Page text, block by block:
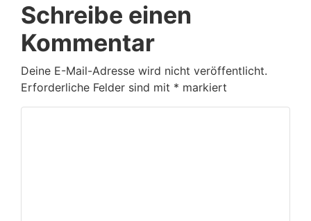
Schreibe einen
Kommentar
Deine E-Mail-Adresse wird nicht veröffentlicht.
Erforderliche Felder sind mit * markiert